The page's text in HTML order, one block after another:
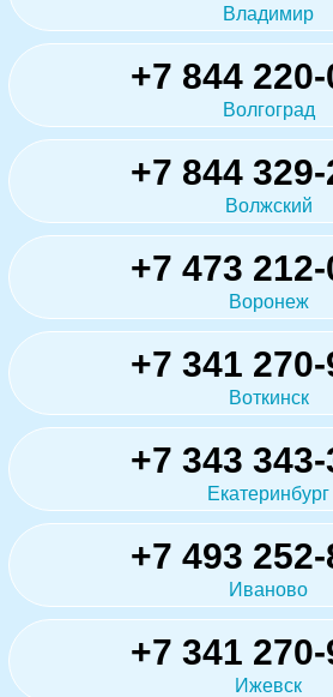
Владимир
+7 844
Волгоград
+7 844
Волжский
+7 473
Воронеж
+7 341
Воткинск
+7 343
Екатеринбург
+7 493
Иваново
+7 341
Ижевск